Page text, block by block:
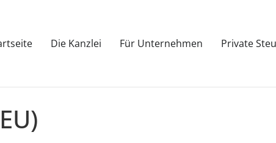
Die Kanzlei Für Unternehmen Private